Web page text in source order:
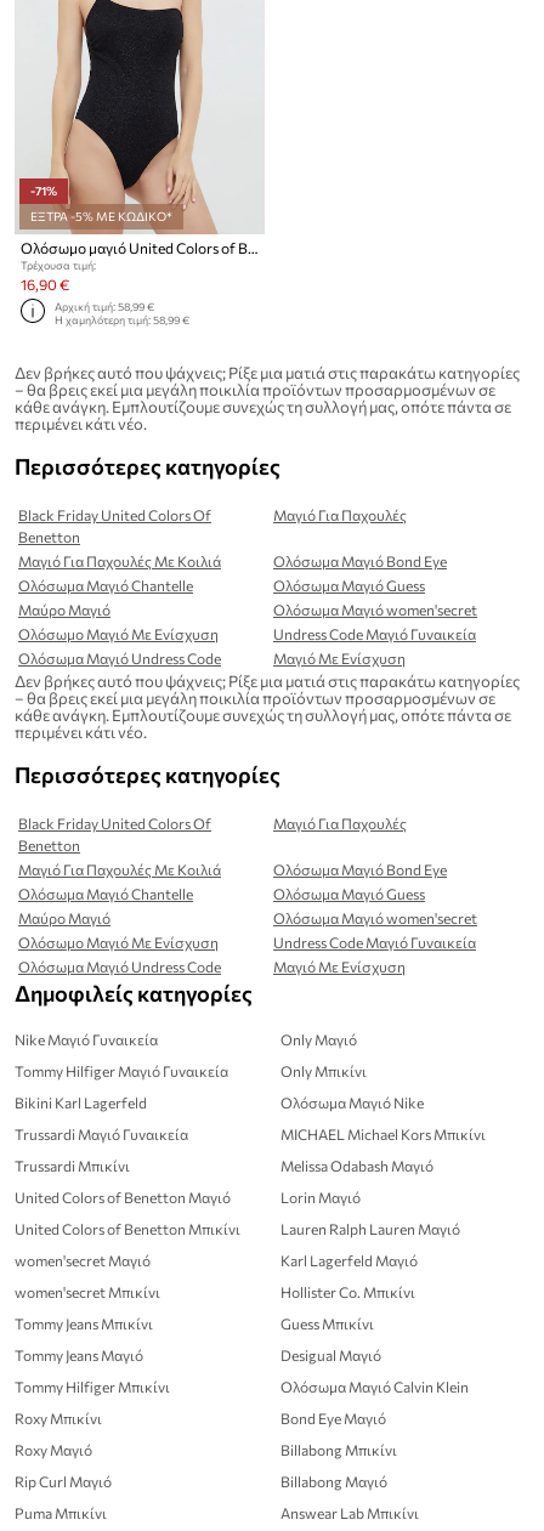
-71%
ΕΞΤΡΑ -5% ΜΕ ΚΩΔΙΚΟ*
Ολόσωμο μαγιό United Colors of Benetton
Τρέχουσα τιμή:
16,90 €
Αρχική τιμή:58,99 €
Η χαμηλότερη τιμή:58,99 €
Δεν βρήκες αυτό που ψάχνεις; Ρίξε μια ματιά στις παρακάτω κατηγορίες
– θα βρεις εκεί μια μεγάλη ποικιλία προϊόντων προσαρμοσμένων σε
κάθε ανάγκη. Εμπλουτίζουμε συνεχώς τη συλλογή μας, οπότε πάντα σε
περιμένει κάτι νέο.
Περισσότερες κατηγορίες
Black Friday United Colors Of
Benetton
Μαγιό Για Παχουλές
Μαγιό Για Παχουλές Με Κοιλιά
Ολόσωμα Μαγιό Bond Eye
Ολόσωμα Μαγιό Chantelle
Ολόσωμα Μαγιό Guess
Μαύρο Μαγιό
Ολόσωμα Μαγιό women'secret
Ολόσωμο Μαγιό Με Ενίσχυση
Undress Code Μαγιό Γυναικεία
Ολόσωμα Μαγιό Undress Code
Μαγιό Με Ενίσχυση
Δεν βρήκες αυτό που ψάχνεις; Ρίξε μια ματιά στις παρακάτω κατηγορίες
– θα βρεις εκεί μια μεγάλη ποικιλία προϊόντων προσαρμοσμένων σε
κάθε ανάγκη. Εμπλουτίζουμε συνεχώς τη συλλογή μας, οπότε πάντα σε
περιμένει κάτι νέο.
Περισσότερες κατηγορίες
Black Friday United Colors Of
Benetton
Μαγιό Για Παχουλές
Μαγιό Για Παχουλές Με Κοιλιά
Ολόσωμα Μαγιό Bond Eye
Ολόσωμα Μαγιό Chantelle
Ολόσωμα Μαγιό Guess
Μαύρο Μαγιό
Ολόσωμα Μαγιό women'secret
Ολόσωμο Μαγιό Με Ενίσχυση
Undress Code Μαγιό Γυναικεία
Ολόσωμα Μαγιό Undress Code
Μαγιό Με Ενίσχυση
Δημοφιλείς κατηγορίες
Nike Μαγιό Γυναικεία
Tommy Hilfiger Μαγιό Γυναικεία
Bikini Karl Lagerfeld
Trussardi Μαγιό Γυναικεία
Trussardi Μπικίνι
United Colors of Benetton Μαγιό
United Colors of Benetton Μπικίνι
women'secret Μαγιό
women'secret Μπικίνι
Tommy Jeans Μπικίνι
Tommy Jeans Μαγιό
Tommy Hilfiger Μπικίνι
Roxy Μπικίνι
Roxy Μαγιό
Rip Curl Μαγιό
Puma Μπικίνι
Only Μαγιό
Only Μπικίνι
Ολόσωμα Μαγιό Nike
MICHAEL Michael Kors Μπικίνι
Melissa Odabash Μαγιό
Lorin Μαγιό
Lauren Ralph Lauren Μαγιό
Karl Lagerfeld Μαγιό
Hollister Co. Μπικίνι
Guess Μπικίνι
Desigual Μαγιό
Ολόσωμα Μαγιό Calvin Klein
Bond Eye Μαγιό
Billabong Μπικίνι
Billabong Μαγιό
Answear Lab Μπικίνι